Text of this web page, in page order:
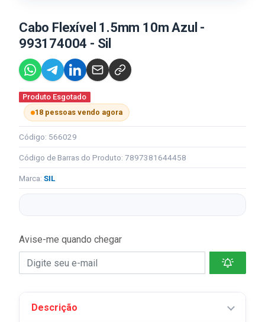
Cabo Flexível 1.5mm 10m Azul -
993174004 - Sil
Produto Esgotado
18 pessoas vendo agora
Código: 566029
Código de Barras do Produto: 7897381644458
Marca: SIL
Avise-me quando chegar
Descrição